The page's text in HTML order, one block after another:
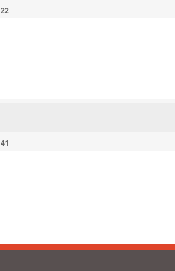
22
41